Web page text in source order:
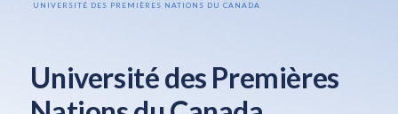
UNIVERSITÉ DES PREMIÈRES NATIONS DU CANADA
Université des Premières